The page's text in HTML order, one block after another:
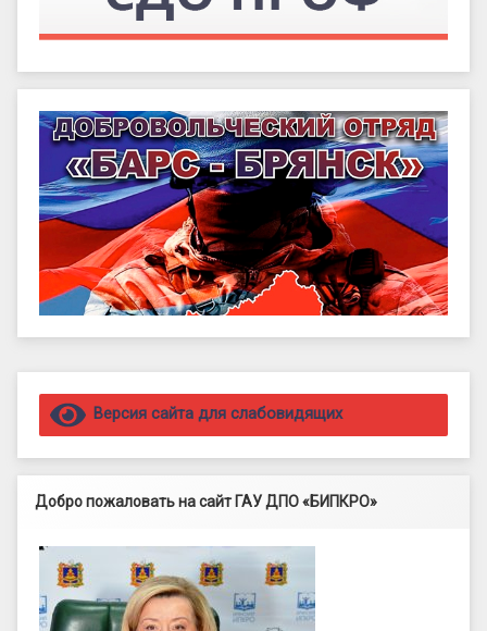
Правый сайдбар
Версия сайта для слабовидящих
Добро пожаловать на сайт ГАУ ДПО «БИПКРО»